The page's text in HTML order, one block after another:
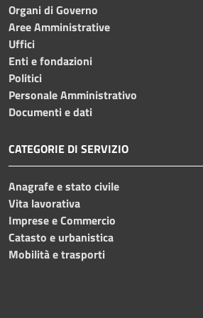
Organi di Governo
Aree Amministrative
Uffici
Enti e fondazioni
Politici
Personale Amministrativo
Documenti e dati
CATEGORIE DI SERVIZIO
Anagrafe e stato civile
Vita lavorativa
Imprese e Commercio
Catasto e urbanistica
Mobilità e trasporti